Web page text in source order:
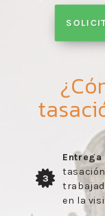
3
en la